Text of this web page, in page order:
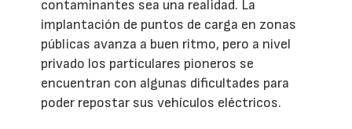
contaminantes sea una realidad. La
implantación de puntos de carga en zonas
públicas avanza a buen ritmo, pero a nivel
privado los particulares pioneros se
encuentran con algunas dificultades para
poder repostar sus vehículos eléctricos.